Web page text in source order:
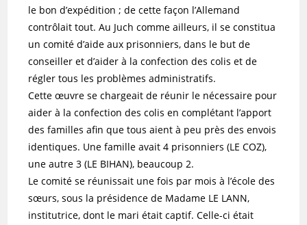
le bon d’expédition ; de cette façon l’Allemand
contrôlait tout. Au Juch comme ailleurs, il se constitua
un comité d’aide aux prisonniers, dans le but de
conseiller et d’aider à la confection des colis et de
régler tous les problèmes administratifs.
Cette œuvre se chargeait de réunir le nécessaire pour
aider à la confection des colis en complétant l’apport
des familles afin que tous aient à peu près des envois
identiques. Une famille avait 4 prisonniers (LE COZ),
une autre 3 (LE BIHAN), beaucoup 2.
Le comité se réunissait une fois par mois à l’école des
sœurs, sous la présidence de Madame LE LANN,
institutrice, dont le mari était captif. Celle-ci était